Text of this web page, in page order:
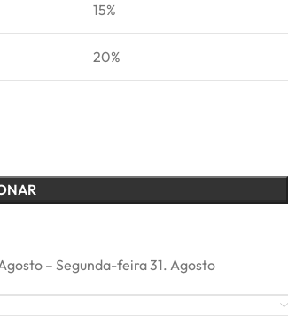
15%
20%
– Segunda-feira 31. Agosto